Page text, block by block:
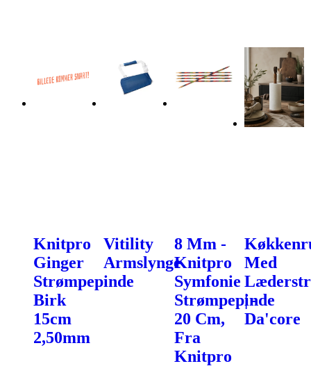
Knitpro
Ginger
Strømpepinde
Birk
15cm
2,50mm
Vitility
Armslynge
8 Mm -
Knitpro
Symfonie
Strømpepinde
20 Cm,
Fra
Knitpro
Med
| -
Da'core